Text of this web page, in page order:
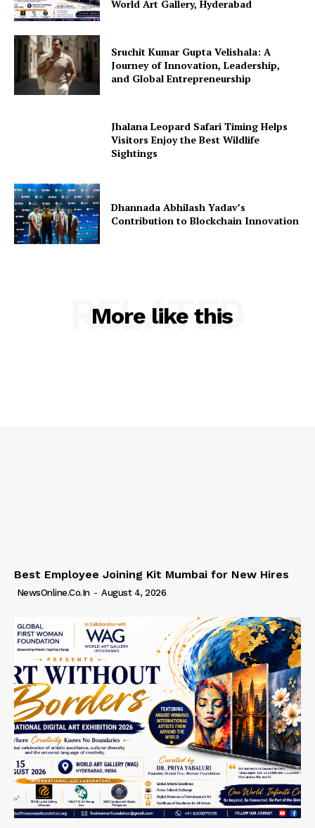
World Art Gallery, Hyderabad
Sruchit Kumar Gupta Velishala: A
Journey of Innovation, Leadership,
and Global Entrepreneurship
Jhalana Leopard Safari Timing Helps
Visitors Enjoy the Best Wildlife
Sightings
Dhannada Abhilash Yadav’s
Contribution to Blockchain Innovation
More like this
RELATED
Best Employee Joining Kit Mumbai for New Hires
NewsOnline.co.in - August 4, 2026